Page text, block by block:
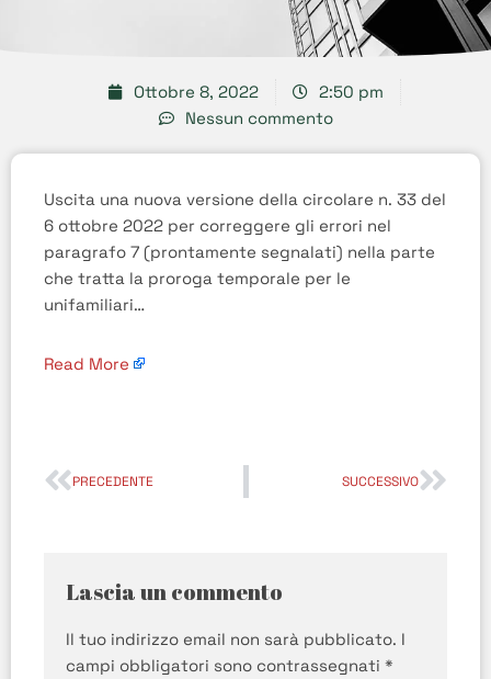
Ottobre 8, 2022
2:50 pm
Nessun commento
Uscita una nuova versione della circolare n. 33 del
6 ottobre 2022 per correggere gli errori nel
paragrafo 7 (prontamente segnalati) nella parte
che tratta la proroga temporale per le
unifamiliari…
Read More
PRECEDENTE SUCCESSIVO
Lascia un commento
Il tuo indirizzo email non sarà pubblicato. I
campi obbligatori sono contrassegnati *